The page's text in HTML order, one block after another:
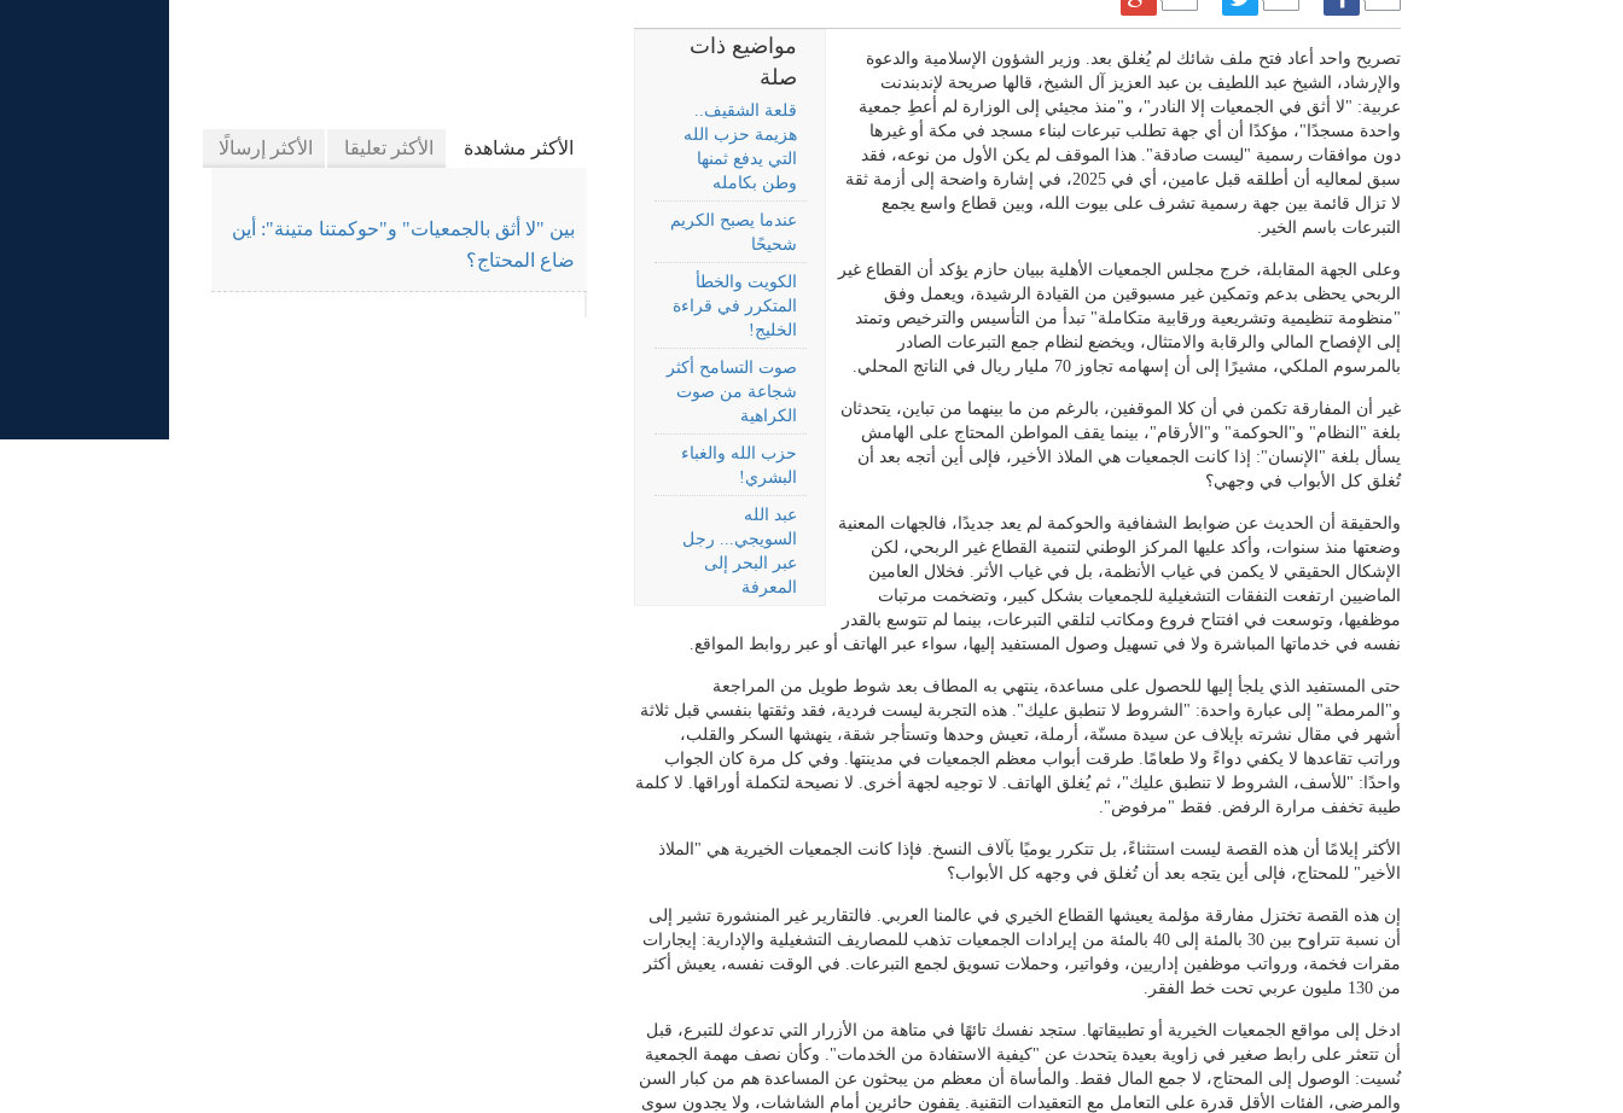
مواضيع ذات
صلة
قلعة الشقيف..
هزيمة حزب الله
التي يدفع ثمنها
وطن بكامله
عندما يصبح الكريم
شحيحًا
الكويت والخطأ
المتكرر في قراءة
الخليج!
صوت التسامح أكثر
شجاعة من صوت
الكراهية
حزب الله والغباء
البشري!
عبد الله
السويجي... رجل
عبر البحر إلى
المعرفة
تصريح واحد أعاد فتح ملف شائك لم يُغلق بعد. وزير الشؤون الإسلامية والدعوة
والإرشاد، الشيخ عبد اللطيف بن عبد العزيز آل الشيخ، قالها صريحة لإندبندنت
عربية: "لا أثق في الجمعيات إلا النادر"، و"منذ مجيئي إلى الوزارة لم أعطِ جمعية
واحدة مسجدًا"، مؤكدًا أن أي جهة تطلب تبرعات لبناء مسجد في مكة أو غيرها
دون موافقات رسمية "ليست صادقة". هذا الموقف لم يكن الأول من نوعه، فقد
سبق لمعاليه أن أطلقه قبل عامين، أي في 2025، في إشارة واضحة إلى أزمة ثقة
لا تزال قائمة بين جهة رسمية تشرف على بيوت الله، وبين قطاع واسع يجمع
التبرعات باسم الخير.
وعلى الجهة المقابلة، خرج مجلس الجمعيات الأهلية ببيان حازم يؤكد أن القطاع غير
الربحي يحظى بدعم وتمكين غير مسبوقين من القيادة الرشيدة، ويعمل وفق
"منظومة تنظيمية وتشريعية ورقابية متكاملة" تبدأ من التأسيس والترخيص وتمتد
إلى الإفصاح المالي والرقابة والامتثال، ويخضع لنظام جمع التبرعات الصادر
بالمرسوم الملكي، مشيرًا إلى أن إسهامه تجاوز 70 مليار ريال في الناتج المحلي.
غير أن المفارقة تكمن في أن كلا الموقفين، بالرغم من ما بينهما من تباين، يتحدثان
بلغة "النظام" و"الحوكمة" و"الأرقام"، بينما يقف المواطن المحتاج على الهامش
يسأل بلغة "الإنسان": إذا كانت الجمعيات هي الملاذ الأخير، فإلى أين أتجه بعد أن
تُغلق كل الأبواب في وجهي؟
والحقيقة أن الحديث عن ضوابط الشفافية والحوكمة لم يعد جديدًا، فالجهات المعنية
وضعتها منذ سنوات، وأكد عليها المركز الوطني لتنمية القطاع غير الربحي، لكن
الإشكال الحقيقي لا يكمن في غياب الأنظمة، بل في غياب الأثر. فخلال العامين
الماضيين ارتفعت النفقات التشغيلية للجمعيات بشكل كبير، وتضخمت مرتبات
موظفيها، وتوسعت في افتتاح فروع ومكاتب لتلقي التبرعات، بينما لم تتوسع بالقدر
نفسه في خدماتها المباشرة ولا في تسهيل وصول المستفيد إليها، سواء عبر الهاتف أو عبر روابط المواقع.
حتى المستفيد الذي يلجأ إليها للحصول على مساعدة، ينتهي به المطاف بعد شوط طويل من المراجعة
و"المرمطة" إلى عبارة واحدة: "الشروط لا تنطبق عليك". هذه التجربة ليست فردية، فقد وثقتها بنفسي قبل ثلاثة
أشهر في مقال نشرته بإيلاف عن سيدة مسنّة، أرملة، تعيش وحدها وتستأجر شقة، ينهشها السكر والقلب،
وراتب تقاعدها لا يكفي دواءً ولا طعامًا. طرقت أبواب معظم الجمعيات في مدينتها. وفي كل مرة كان الجواب
واحدًا: "للأسف، الشروط لا تنطبق عليك"، ثم يُغلق الهاتف. لا توجيه لجهة أخرى. لا نصيحة لتكملة أوراقها. لا كلمة
طيبة تخفف مرارة الرفض. فقط "مرفوض".
الأكثر إيلامًا أن هذه القصة ليست استثناءً، بل تتكرر يوميًا بآلاف النسخ. فإذا كانت الجمعيات الخيرية هي "الملاذ
الأخير" للمحتاج، فإلى أين يتجه بعد أن تُغلق في وجهه كل الأبواب؟
إن هذه القصة تختزل مفارقة مؤلمة يعيشها القطاع الخيري في عالمنا العربي. فالتقارير غير المنشورة تشير إلى
أن نسبة تتراوح بين 30 بالمئة إلى 40 بالمئة من إيرادات الجمعيات تذهب للمصاريف التشغيلية والإدارية: إيجارات
مقرات فخمة، ورواتب موظفين إداريين، وفواتير، وحملات تسويق لجمع التبرعات. في الوقت نفسه، يعيش أكثر
من 130 مليون عربي تحت خط الفقر.
ادخل إلى مواقع الجمعيات الخيرية أو تطبيقاتها. ستجد نفسك تائهًا في متاهة من الأزرار التي تدعوك للتبرع، قبل
أن تتعثر على رابط صغير في زاوية بعيدة يتحدث عن "كيفية الاستفادة من الخدمات". وكأن نصف مهمة الجمعية
نُسيت: الوصول إلى المحتاج، لا جمع المال فقط. والمأساة أن معظم من يبحثون عن المساعدة هم من كبار السن
والمرضى، الفئات الأقل قدرة على التعامل مع التعقيدات التقنية. يقفون حائرين أمام الشاشات، ولا يجدون سوى
الأكثر مشاهدة الأكثر تعليقا الأكثر إرسالًا
بين "لا أثق بالجمعيات" و"حوكمتنا متينة": أين
ضاع المحتاج؟